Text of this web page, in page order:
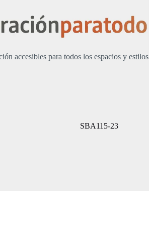
accesibles para todos los espacios y estilos
SBA115-23